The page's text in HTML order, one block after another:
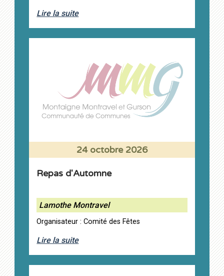
Lire la suite
24 octobre 2026
Repas d'Automne
Lamothe Montravel
Organisateur : Comité des Fêtes
Lire la suite